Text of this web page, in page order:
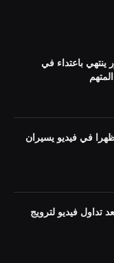
ينتهي باعتداء في
في فيديو يسيران
بعد تداول فيديو لترويج